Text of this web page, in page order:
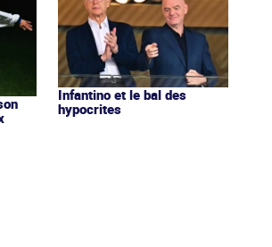
Infantino et le bal des
hypocrites